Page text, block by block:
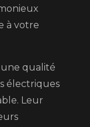
à votre
une qualité
électriques
Leur